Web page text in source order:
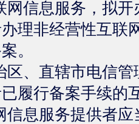
信息服务，拟开
理非经营性互联
。
、直辖市电信管
履行备案手续的
息服务提供者应